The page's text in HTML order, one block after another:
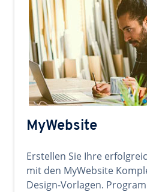
MyWebsite
Erstellen Sie Ihre
mit den MyWebsite
Design-Vorlagen.